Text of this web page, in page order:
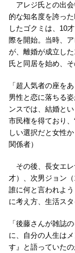
アレジ氏との出会
的な知名度を誇っ
したゴクミは、10
際を開始。当時、
が、離婚が成立し
氏と同居を始め、
「超人気者の座を
男性と恋に落ちる
ンスでは、結婚と
市民権を得ており
しい選択だと女性
関係者）
その後、長女エレ
才）、次男ジョン
誰に何と言われよ
に考え方、生活ス
「後藤さんが雑誌
に、自分の人生は
す』と語っていた